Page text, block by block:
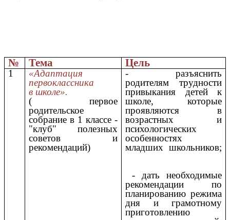
№ Тема Цель
1
«Адаптация
первоклассника
в школе».
( первое
родительское
собрание в 1 классе -
"клуб" полезных
советов и
рекомендаций)
- разъяснить
родителям трудности
привыкания детей к
школе, которые
проявляются в
возрастных и
психологических
особенностях
младших школьников;
- дать необходимые
рекомендации по
планированию режима
дня и грамотному
приготовлению